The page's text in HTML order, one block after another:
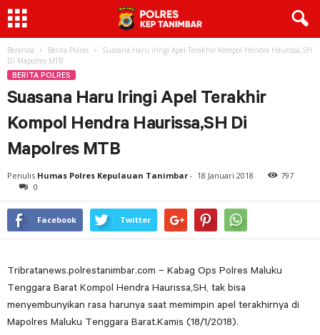
Beranda Berita Polres
Suasana Haru Iringi Apel Terakhir Kompol Hendra Haurissa,SH
Di Mapolres MTB
BERITA POLRES
Suasana Haru Iringi Apel Terakhir
Kompol Hendra Haurissa,SH Di
Mapolres MTB
Penulis Humas Polres Kepulauan Tanimbar - 18 Januari 2018
797
0
Facebook Twitter
Tribratanews.polrestanimbar.com – Kabag Ops Polres Maluku
Tenggara Barat Kompol Hendra Haurissa,SH, tak bisa
menyembunyikan rasa harunya saat memimpin apel terakhirnya di
Mapolres Maluku Tenggara Barat.Kamis (18/1/2018).